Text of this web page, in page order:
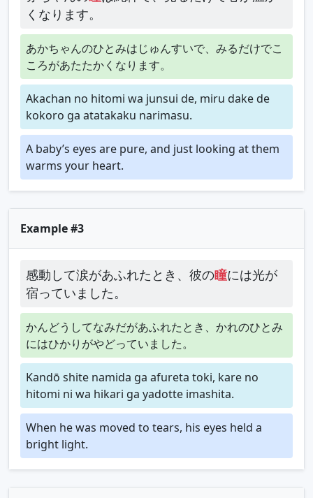
くなります。
あかちゃんのひとみはじゅんすいで、みるだけでこ
ころがあたたかくなります。
Akachan no hitomi wa junsui de, miru dake de
kokoro ga atatakaku narimasu.
A baby’s eyes are pure, and just looking at them
warms your heart.
Example #3
感動して涙があふれたとき、彼の瞳には光が
宿っていました。
かんどうしてなみだがあふれたとき、かれのひとみ
にはひかりがやどっていました。
Kandō shite namida ga afureta toki, kare no
hitomi ni wa hikari ga yadotte imashita.
When he was moved to tears, his eyes held a
bright light.